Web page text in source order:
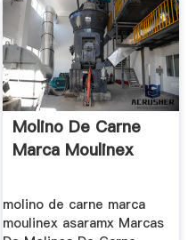
Molino De Carne
Marca Moulinex
molino de carne marca
moulinex asaramx Marcas